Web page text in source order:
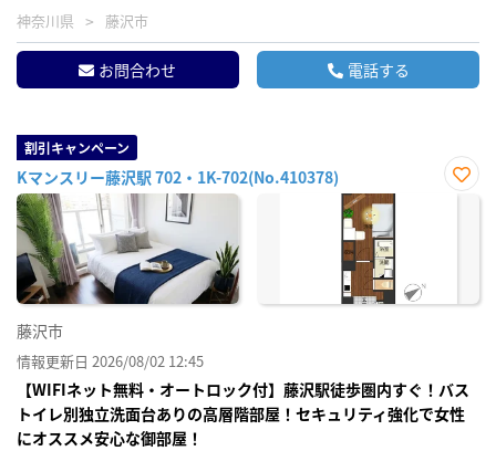
神奈川県 藤沢市
お問合わせ 電話する
割引キャンペーン
Kマンスリー藤沢駅 702・1K-702(No.410378)
お気
藤沢市
情報更新日 2026/08/02 12:45
【WIFIネット無料・オートロック付】藤沢駅徒歩圏内すぐ！バス
トイレ別独立洗面台ありの高層階部屋！セキュリティ強化で女性
にオススメ安心な御部屋！